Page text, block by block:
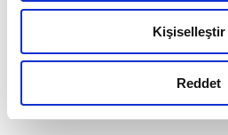
belirleyebilirsiniz. Çerezlere
Ayarlar butonuna tıklayabilir,
Metnimizi ziyaret edebilirsiniz.
okumak ve sitemizi ziyaretiniz
Kişiselleştir
Reddet